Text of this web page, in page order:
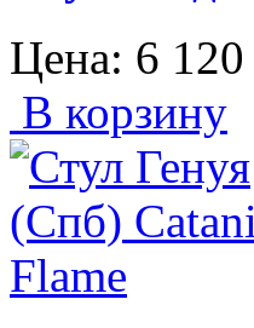
Цена: 6 120
В корзину